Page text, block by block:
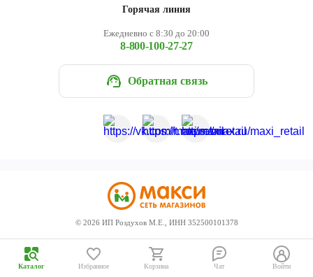
Горячая линия
Ежедневно с 8:30 до 20:00
8-800-100-27-27
Обратная связь
© 2026 ИП Роздухов М.Е., ИНН 352500101378
Каталог Избранное Корзина Чат Войти